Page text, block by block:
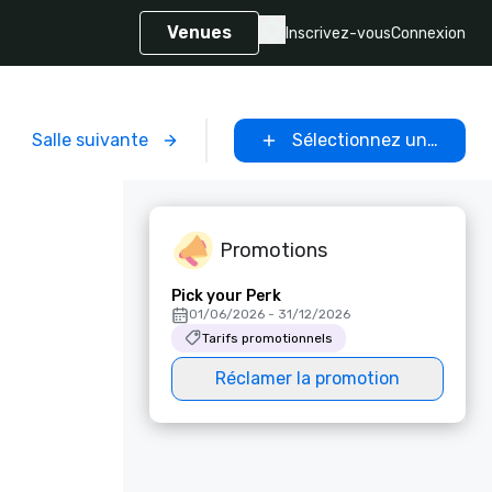
Venues Inscrivez-vousConnexion
Salle suivante Sélectionnez un lieu
Promotions
Pick your Perk
01/06/2026 - 31/12/2026
Tarifs promotionnels
Réclamer la promotion